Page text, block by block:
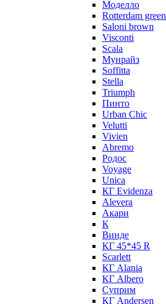
Моделло
Rotterdam green
Saloni brown
Visconti
Scala
Мунрайз
Soffitta
Stella
Triumph
Пинто
Urban Chic
Velutti
Vivien
Abremo
Родос
Voyage
Unica
КГ Evidenza
Alevera
Акари
К
Винде
КГ 45*45 R
Scarlett
КГ Alania
КГ Albero
Суприм
КГ Andersen